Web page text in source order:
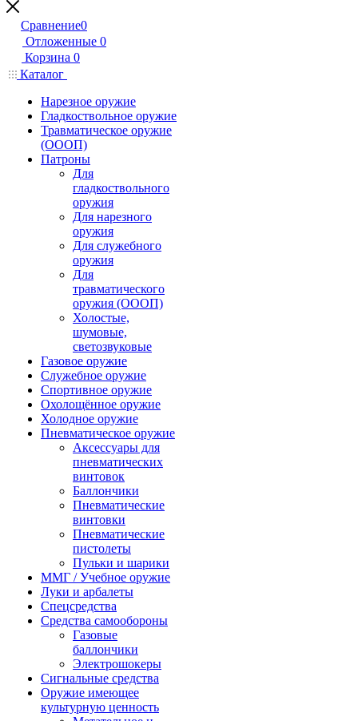
Сравнение0
Отложенные 0
Корзина 0
Каталог
Нарезное оружие
Гладкоствольное оружие
Травматическое оружие
(ОООП)
Патроны
Для
гладкоствольного
оружия
Для нарезного
оружия
Для служебного
оружия
Для
травматического
оружия (ОООП)
Холостые,
шумовые,
светозвуковые
Газовое оружие
Служебное оружие
Спортивное оружие
Охолощённое оружие
Холодное оружие
Пневматическое оружие
Аксессуары для
пневматических
винтовок
Баллончики
Пневматические
винтовки
Пневматические
пистолеты
Пульки и шарики
ММГ / Учебное оружие
Луки и арбалеты
Спецсредства
Средства самообороны
Газовые
баллончики
Электрошокеры
Сигнальные средства
Оружие имеющее
культурную ценность